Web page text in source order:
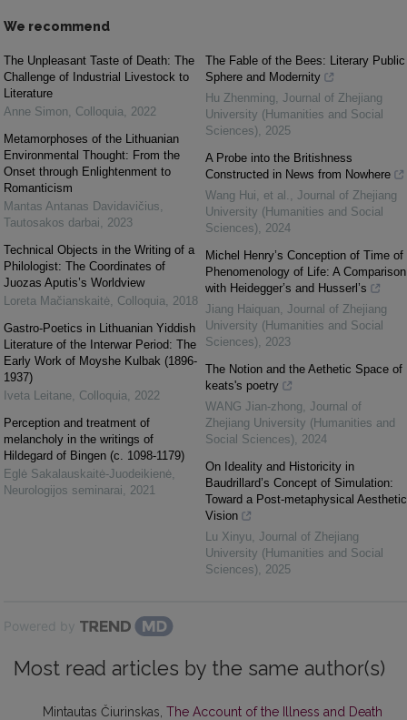
We recommend
The Unpleasant Taste of Death: The
Challenge of Industrial Livestock to
Literature
Anne Simon
Colloquia
2022
Metamorphoses of the Lithuanian
Environmental Thought: From the
Onset through Enlightenment to
Romanticism
Mantas Antanas Davidavičius
Tautosakos darbai
2023
Technical Objects in the Writing of a
Philologist: The Coordinates of
Juozas Aputis’s Worldview
Loreta Mačianskaitė Colloquia
2018
Gastro-Poetics in Lithuanian Yiddish
Literature of the Interwar Period: The
Early Work of Moyshe Kulbak (1896-
1937)
Iveta Leitane Colloquia
2022
Perception and treatment of
melancholy in the writings of
Hildegard of Bingen (c. 1098-1179)
Eglė Sakalauskaitė‐Juodeikienė
Neurologijos seminarai
2021
The Fable of the Bees: Literary Public
Sphere and Modernity
Hu Zhenming Journal of Zhejiang
University (Humanities and Social
Sciences)
2025
A Probe into the Britishness
Constructed in News from Nowhere
Wang Hui, et al.
Journal of Zhejiang
University (Humanities and Social
Sciences)
2024
Michel Henry’s Conception of Time of
Phenomenology of Life: A Comparison
with Heidegger’s and Husserl’s
Jiang Haiquan Journal of Zhejiang
University (Humanities and Social
Sciences)
2023
The Notion and the Aethetic Space of
keats's poetry
WANG Jian-zhong Journal of
Zhejiang University (Humanities and
Social Sciences)
2024
On Ideality and Historicity in
Baudrillard’s Concept of Simulation:
Toward a Post-metaphysical Aesthetic
Vision
Lu Xinyu Journal of Zhejiang
University (Humanities and Social
Sciences)
2025
Powered by
Most read articles by the same author(s)
Mintautas Čiurinskas, The Account of the Illness and Death